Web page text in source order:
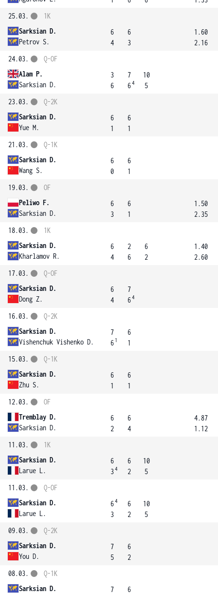
25.03.
Sarksian D.
Petrov S.
1K
6
4
6
3
1.60
2.16
24.03.
Alam P.
Sarksian D.
Q-OF
3
6
7
64
10
5
23.03.
Sarksian D.
Yue M.
Q-2K
6
1
6
1
21.03.
Sarksian D.
Wang S.
Q-1K
6
0
6
1
19.03.
Peliwo F.
Sarksian D.
OF
6
3
6
1
1.50
2.35
18.03.
Sarksian D.
Kharlamov R.
1K
6
4
2
6
6
2
1.40
2.60
17.03.
Sarksian D.
Dong Z.
Q-OF
6
4
7
64
16.03.
Sarksian D.
Vishenchuk Vishenko D.
Q-2K
7
6 1
6
1
15.03.
Sarksian D.
Zhu S.
Q-1K
6
1
6
1
12.03.
Tremblay D.
Sarksian D.
OF
6
2
6
4
4.87
1.12
11.03.
Sarksian D.
Larue L.
1K
6
34
6
2
10
5
11.03.
Sarksian D.
Larue L.
Q-OF
64
3
6
2
10
5
09.03.
Sarksian D.
You D.
Q-2K
7
5
6
2
08.03.
Sarksian D.
Q-1K
7
6